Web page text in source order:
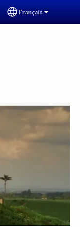
Select your
Français